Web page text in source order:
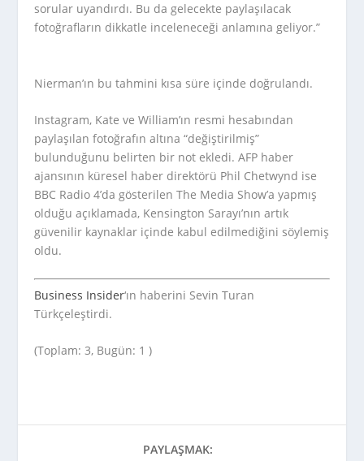
sorular uyandırdı. Bu da gelecekte paylaşılacak
fotoğrafların dikkatle inceleneceği anlamına geliyor.”
Nierman’ın bu tahmini kısa süre içinde doğrulandı.
Instagram, Kate ve William’ın resmi hesabından
paylaşılan fotoğrafın altına “değiştirilmiş”
bulunduğunu belirten bir not ekledi. AFP haber
ajansının küresel haber direktörü Phil Chetwynd ise
BBC Radio 4’da gösterilen The Media Show’a yapmış
olduğu açıklamada, Kensington Sarayı’nın artık
güvenilir kaynaklar içinde kabul edilmediğini söylemiş
oldu.
Business Insider‘ın haberini Sevin Turan
Türkçeleştirdi.
(Toplam: 3, Bugün: 1 )
PAYLAŞMAK: